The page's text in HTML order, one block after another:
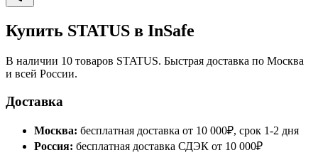
Купить STATUS в InSafe
В наличии 10 товаров STATUS. Быстрая доставка по Москва
и всей России.
Доставка
Москва: бесплатная доставка от 10 000₽, срок 1-2 дня
Россия: бесплатная доставка СДЭК от 10 000₽